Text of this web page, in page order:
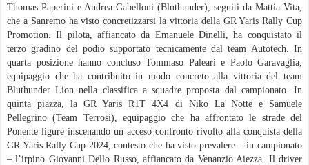
Thomas Paperini e Andrea Gabelloni (Bluthunder), seguiti da Mattia Vita,
che a Sanremo ha visto concretizzarsi la vittoria della GR Yaris Rally Cup
Promotion. Il pilota, affiancato da Emanuele Dinelli, ha conquistato il
terzo gradino del podio supportato tecnicamente dal team Autotech. In
quarta posizione hanno concluso Tommaso Paleari e Paolo Garavaglia,
equipaggio che ha contribuito in modo concreto alla vittoria del team
Bluthunder Lion nella classifica a squadre proposta dal campionato. In
quinta piazza, la GR Yaris R1T 4X4 di Niko La Notte e Samuele
Pellegrino (Team Terrosi), equipaggio che ha affrontato le strade del
Ponente ligure inscenando un acceso confronto rivolto alla conquista della
GR Yaris Rally Cup 2024, contesto che ha visto prevalere – in campionato
– l’irpino Giovanni Dello Russo, affiancato da Venanzio Aiezza. Il driver